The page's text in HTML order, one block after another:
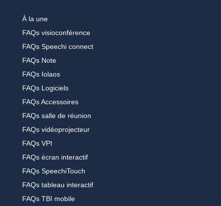
À la une
FAQs visioconférence
FAQs Speechi connect
FAQs Note
FAQs Iolaos
FAQs Logiciels
FAQs Accessoires
FAQs salle de réunion
FAQs vidéoprojecteur
FAQs VPI
FAQs écran interactif
FAQs SpeechiTouch
FAQs tableau interactif
FAQs TBI mobile